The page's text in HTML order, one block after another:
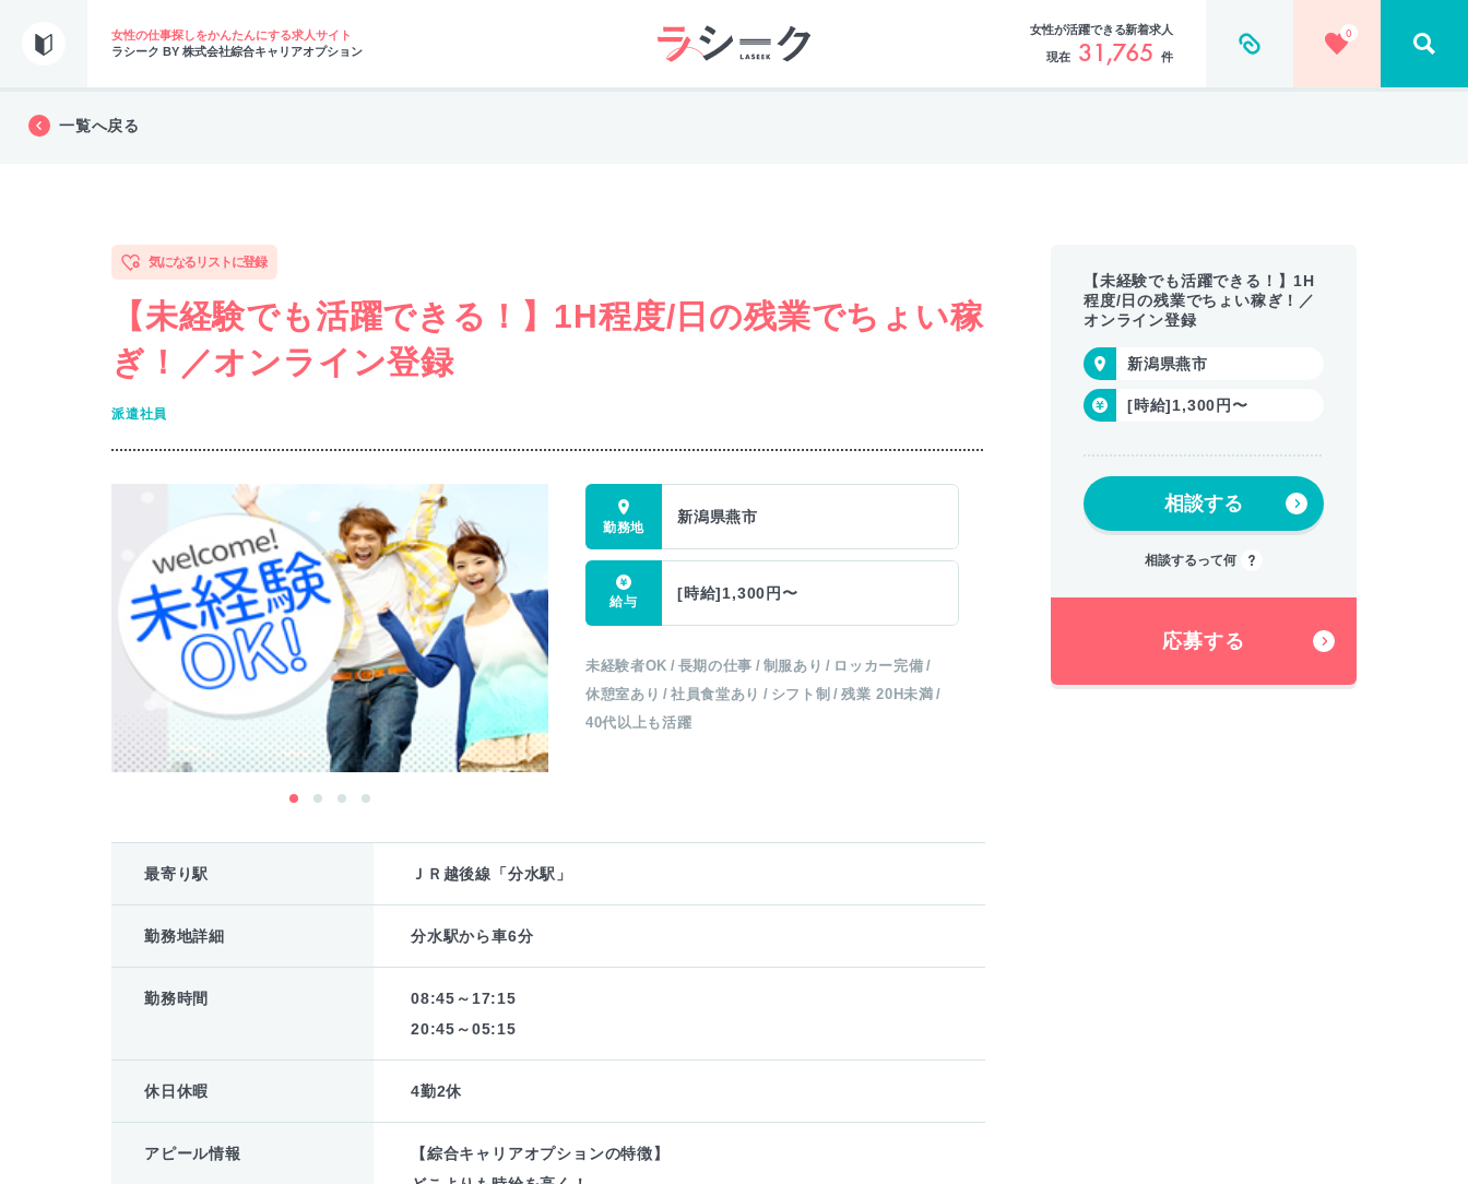
女性の仕事探しをかんたんにする求人サイト
ラシーク BY 株式会社綜合キャリアオプション
女性が活躍できる新着求人
現在 31,765 件
0
一覧へ戻る
気になるリストに登録
【未経験でも活躍できる！】1H程度/日の残業でちょい稼
ぎ！／オンライン登録
派遣社員
新潟県燕市
[時給]1,300円〜
未経験者OK 長期の仕事 制服あり
ロッカー完備
休憩室あり
社員食堂あり シフト制
残業 20H未満
40代以上も活躍
最寄り駅 ＪＲ越後線「分水駅」
勤務地詳細 分水駅から車6分
勤務時間
08:45～17:15
20:45～05:15
休日休暇 4勤2休
アピール情報
【綜合キャリアオプションの特徴】
【未経験でも活躍できる！】1H
程度/日の残業でちょい稼ぎ！／
オンライン登録
新潟県燕市
[時給]1,300円〜
相談する
相談するって何
応募する